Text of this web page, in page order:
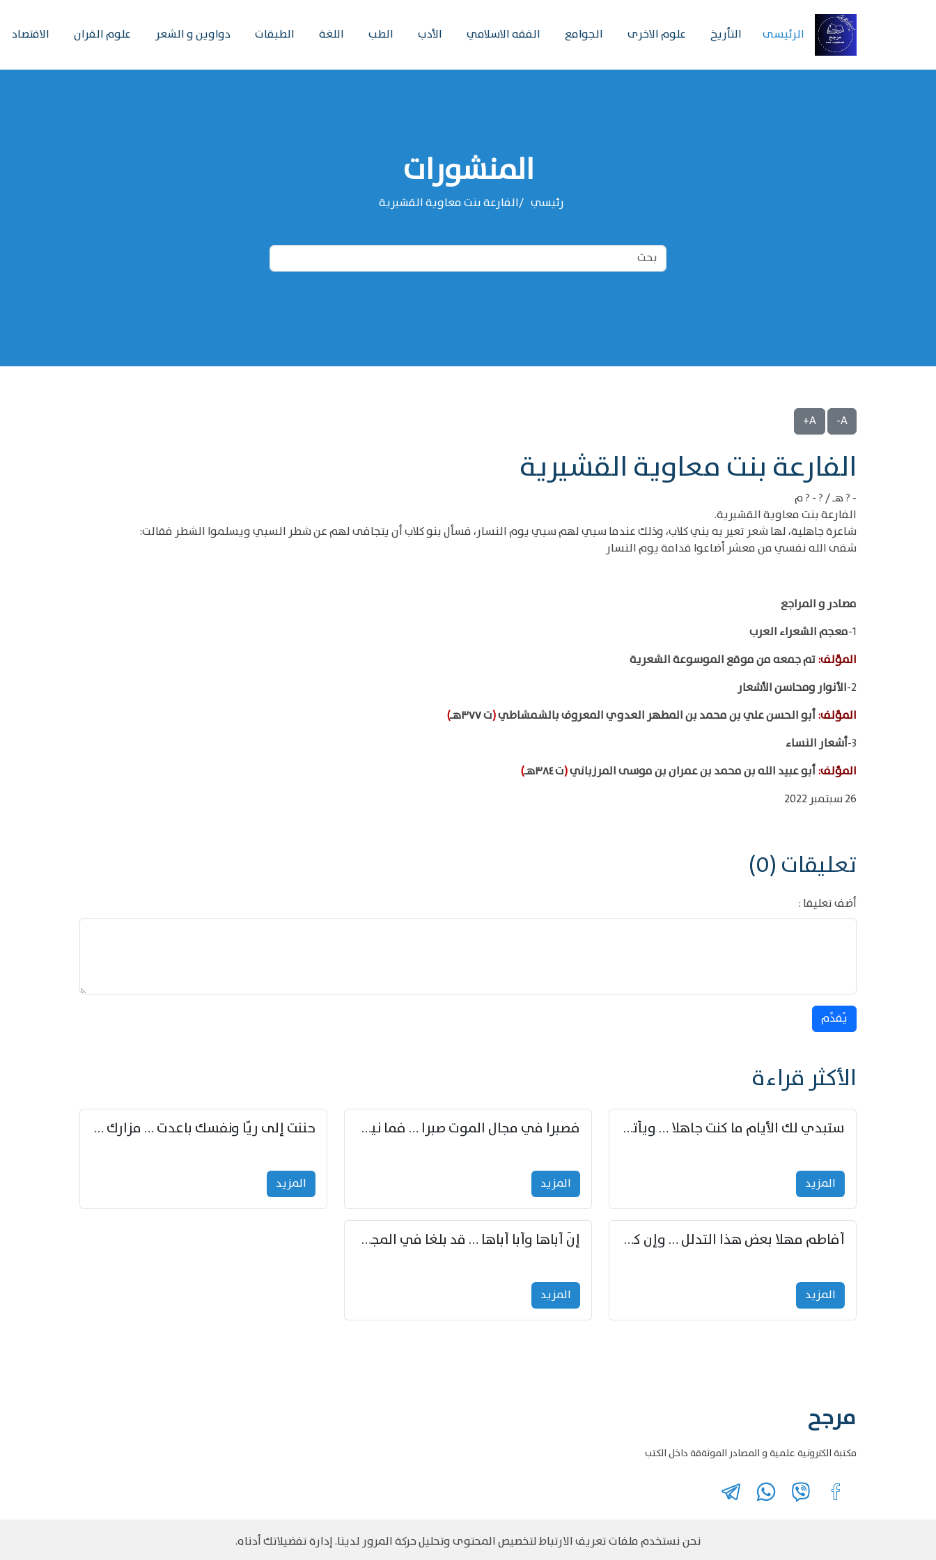
الرئیسی التأريخ علوم الاخرى الجوامع الفقه الاسلامي الأدب الطب اللغة الطبقات دواوين و الشعر علوم القران الاقتصاد
المنشورات
رئيسي ‌‌الفارعة بنت معاوية القشيرية
A-
A+
‌‌الفارعة بنت معاوية القشيرية
- ? هـ / ? - ? م
الفارعة بنت معاوية القشيرية.
شاعرة جاهلية، لها شعر تعير به بني كلاب، وذلك عندما سبي لهم سبي يوم النسار، فسأل بنو كلاب أن يتجافى لهم عن شطر السبي ويسلموا الشطر فقالت:
شفى الله نفسي من معشر أضاعوا قدامة يوم النسار
مصادر و المراجع
1- معجم الشعراء العرب
المؤلف:تم جمعه من موقع الموسوعة الشعرية
2- الأنوار ومحاسن الأشعار
المؤلف:أبو الحسن علي بن محمد بن المطهر العدوي المعروف بالشمشاطي(ت ٣٧٧هـ
)
3- أشعار النساء
المؤلف:أبو عبيد الله بن محمد بن عمران بن موسى المرزباني(ت ٣٨٤هـ
)
26 سبتمبر 2022
تعليقات (0)
أضف تعليقا :
يُقدِّم
الأكثر قراءة
ستبدي لك الأيام ما كنت جاهلا … ويأتيك بالأخبار من لم تزوّد
المزید
فصبرا في مجال الموت صبرا … فما نيل الخلود بمستطاع
المزید
حننت إلى ريّا ونفسك باعدت … مزارك من ريّا وشعباكما معا
المزید
أفاطم مهلا بعض هذا التدلل … وإن كنت قد أزمعت صرمي فأجملي
المزید
إنّ أباها وأبا أباها … قد بلغا في المجد غايتاها
المزید
مرجح
مكتبة الكترونية علمية و المصادر الموثةقة داخل الكتب
©حقوق الطبع والنشر مرجح جميع الحقوق محفوظةسياسة و الخصوصية
نحن نستخدم ملفات تعريف الارتباط لتخصيص المحتوى وتحليل حركة المرور لدينا. إدارة تفضيلاتك أدناه.